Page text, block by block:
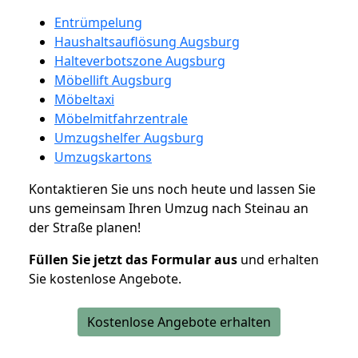
Entrümpelung
Haushaltsauflösung Augsburg
Halteverbotszone Augsburg
Möbellift Augsburg
Möbeltaxi
Möbelmitfahrzentrale
Umzugshelfer Augsburg
Umzugskartons
Kontaktieren Sie uns noch heute und lassen Sie
uns gemeinsam Ihren Umzug nach Steinau an
der Straße planen!
Füllen Sie jetzt das Formular aus und erhalten
Sie kostenlose Angebote.
Kostenlose Angebote erhalten